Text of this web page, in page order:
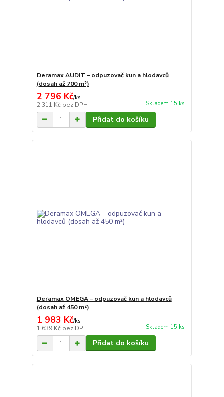
Deramax AUDIT – odpuzovač kun a hlodavců
(dosah až 700 m²)
2 796 Kč/ks
2 311 Kč bez DPH Skladem 15 ks
Přidat do košíku
Deramax OMEGA – odpuzovač kun a hlodavců
(dosah až 450 m²)
1 983 Kč/ks
1 639 Kč bez DPH Skladem 15 ks
Přidat do košíku